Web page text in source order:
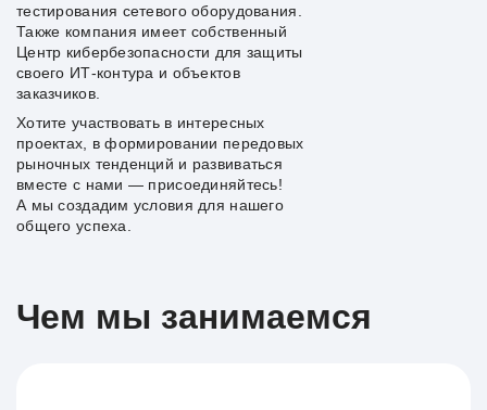
тестирования сетевого оборудования.
Также компания имеет собственный
Центр кибербезопасности для защиты
своего ИТ-контура и объектов
заказчиков.
Хотите участвовать в интересных
проектах, в формировании передовых
рыночных тенденций и развиваться
вместе с нами — присоединяйтесь!
А мы создадим условия для нашего
общего успеха.
Чем мы занимаемся